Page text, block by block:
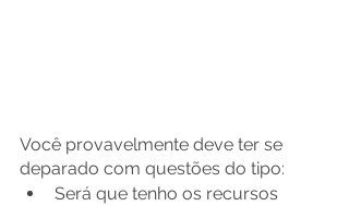
Você provavelmente deve ter se
deparado com questões do tipo:
Será que tenho os recursos